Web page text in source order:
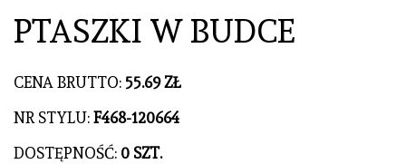
PTASZKI W BUDCE
CENA BRUTTO: 55.69 ZŁ
NR STYLU: F468-120664
DOSTĘPNOŚĆ: 0 SZT.